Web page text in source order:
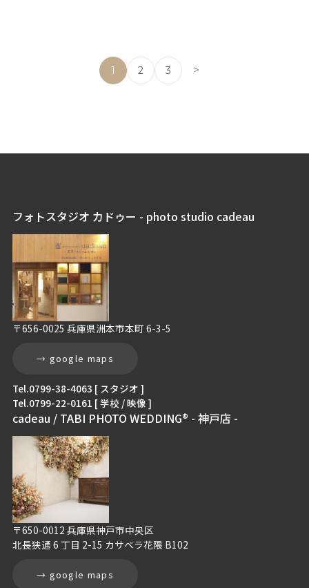
1 2 3 >
フォトスタジオ カドゥー - photo studio cadeau
〒656-0025 兵庫県洲本市本町 6-3-5
→ google maps
Tel.0799-38-4063 [ スタジオ ]
Tel.0799-22-0161 [ 学校 / 映像 ]
cadeau / TABI PHOTO WEDDING® - 神戸店 -
〒650-0012 兵庫県神戸市中央区
北長狭通 6 丁目 2-15 カサベラ花隈 B102
→ google maps